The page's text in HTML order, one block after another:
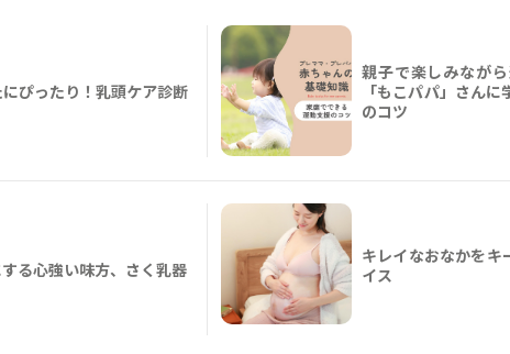
にぴったり！乳頭ケア診断
親子で楽しみなが
「もこパパ」さん
のコツ
る心強い味方、さく乳器
キレイなおなかをキ
イス